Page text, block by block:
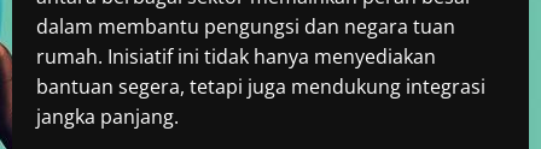
dalam membantu pengungsi dan negara tuan
rumah. Inisiatif ini tidak hanya menyediakan
bantuan segera, tetapi juga mendukung integrasi
jangka panjang.